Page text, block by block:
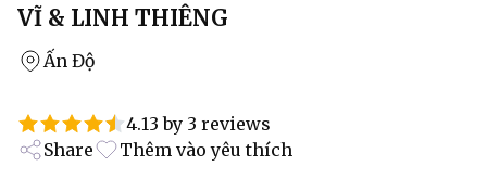
VĨ & LINH THIÊNG
Ấn Độ
4.13 by 3 reviews
Share
Thêm vào yêu thích